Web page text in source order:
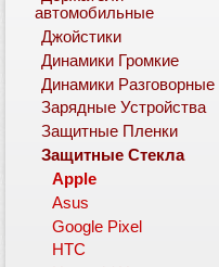
автомобильные
Джойстики
Динамики Громкие
Динамики Разговорные
Зарядные Устройства
Защитные Пленки
Защитные Стекла
Apple
Asus
Google Pixel
HTC